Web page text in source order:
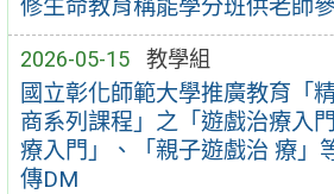
修生命教育稱能學分班供老師
2026-05-15 教學組
國立彰化師範大學推廣教育「
商系列課程」之「遊戲治療入
療入門」、「親子遊戲治 療」
傳DM